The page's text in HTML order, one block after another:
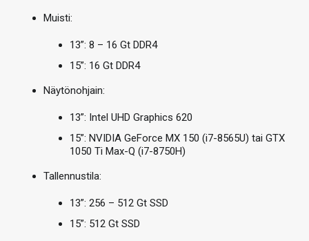
Muisti:
13”: 8 – 16 Gt DDR4
15”: 16 Gt DDR4
Näytönohjain:
13”: Intel UHD Graphics 620
15”: NVIDIA GeForce MX 150 (i7-8565U) tai GTX
1050 Ti Max-Q (i7-8750H)
Tallennustila:
13”: 256 – 512 Gt SSD
15”: 512 Gt SSD